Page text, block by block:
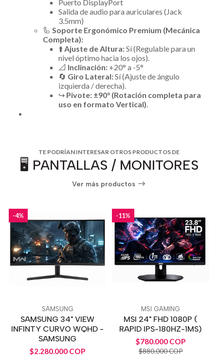
Puerto DisplayPort
Salida de audio para auriculares (Jack
3.5mm)
🦾 Soporte Ergonómico Premium (Mecánica
Completa):
⬆️Ajuste de Altura:Sí (Regulable para un
nivel óptimo hacia los ojos).
📐 Inclinación: +20° a -5°
🔄 Giro Lateral:Sí (Ajuste de ángulo
izquierda / derecha).
↪️ Pivote: ±90° (Rotación completa para
uso en formato Vertical).
TE PODRÍAN INTERESAR OTROS PRODUCTOS DE
🖥️ PANTALLAS / MONITORES
Ver más productos
-4%
SAMSUNG
SAMSUNG 34" VIEW
INFINTY CURVO WQHD -
SAMSUNG
$2.280.000 COP
-11%
MSI GAMING
MSI 24" FHD 1080P (
RAPID IPS-180HZ-1MS)
$780.000 COP
$880.000 COP